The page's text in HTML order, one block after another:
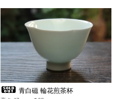
青白磁 輪花煎茶杯